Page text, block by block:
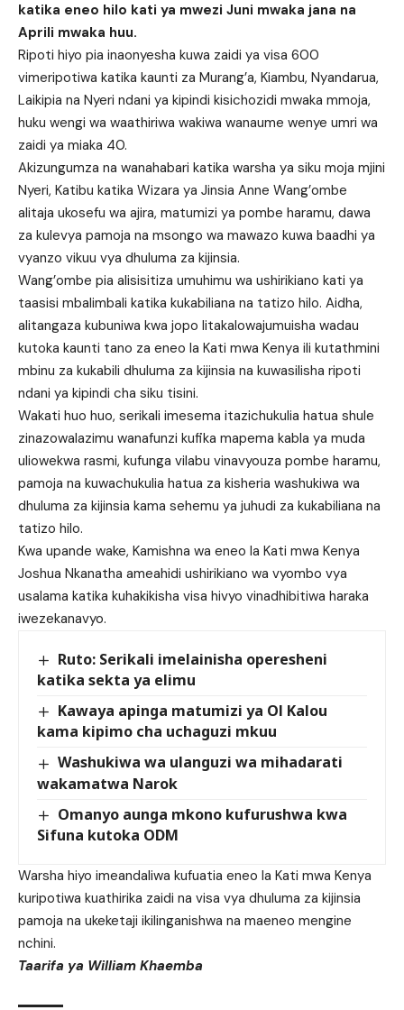
katika eneo hilo kati ya mwezi Juni mwaka jana na
Aprili mwaka huu.
Ripoti hiyo pia inaonyesha kuwa zaidi ya visa 600
vimeripotiwa katika kaunti za Murang’a, Kiambu, Nyandarua,
Laikipia na Nyeri ndani ya kipindi kisichozidi mwaka mmoja,
huku wengi wa waathiriwa wakiwa wanaume wenye umri wa
zaidi ya miaka 40.
Akizungumza na wanahabari katika warsha ya siku moja mjini
Nyeri, Katibu katika Wizara ya Jinsia Anne Wang’ombe
alitaja ukosefu wa ajira, matumizi ya pombe haramu, dawa
za kulevya pamoja na msongo wa mawazo kuwa baadhi ya
vyanzo vikuu vya dhuluma za kijinsia.
Wang’ombe pia alisisitiza umuhimu wa ushirikiano kati ya
taasisi mbalimbali katika kukabiliana na tatizo hilo. Aidha,
alitangaza kubuniwa kwa jopo litakalowajumuisha wadau
kutoka kaunti tano za eneo la Kati mwa Kenya ili kutathmini
mbinu za kukabili dhuluma za kijinsia na kuwasilisha ripoti
ndani ya kipindi cha siku tisini.
Wakati huo huo, serikali imesema itazichukulia hatua shule
zinazowalazimu wanafunzi kufika mapema kabla ya muda
uliowekwa rasmi, kufunga vilabu vinavyouza pombe haramu,
pamoja na kuwachukulia hatua za kisheria washukiwa wa
dhuluma za kijinsia kama sehemu ya juhudi za kukabiliana na
tatizo hilo.
Kwa upande wake, Kamishna wa eneo la Kati mwa Kenya
Joshua Nkanatha ameahidi ushirikiano wa vyombo vya
usalama katika kuhakikisha visa hivyo vinadhibitiwa haraka
iwezekanavyo.
Ruto: Serikali imelainisha operesheni
katika sekta ya elimu
Kawaya apinga matumizi ya Ol Kalou
kama kipimo cha uchaguzi mkuu
Washukiwa wa ulanguzi wa mihadarati
wakamatwa Narok
Omanyo aunga mkono kufurushwa kwa
Sifuna kutoka ODM
Warsha hiyo imeandaliwa kufuatia eneo la Kati mwa Kenya
kuripotiwa kuathirika zaidi na visa vya dhuluma za kijinsia
pamoja na ukeketaji ikilinganishwa na maeneo mengine
nchini.
Taarifa ya William Khaemba